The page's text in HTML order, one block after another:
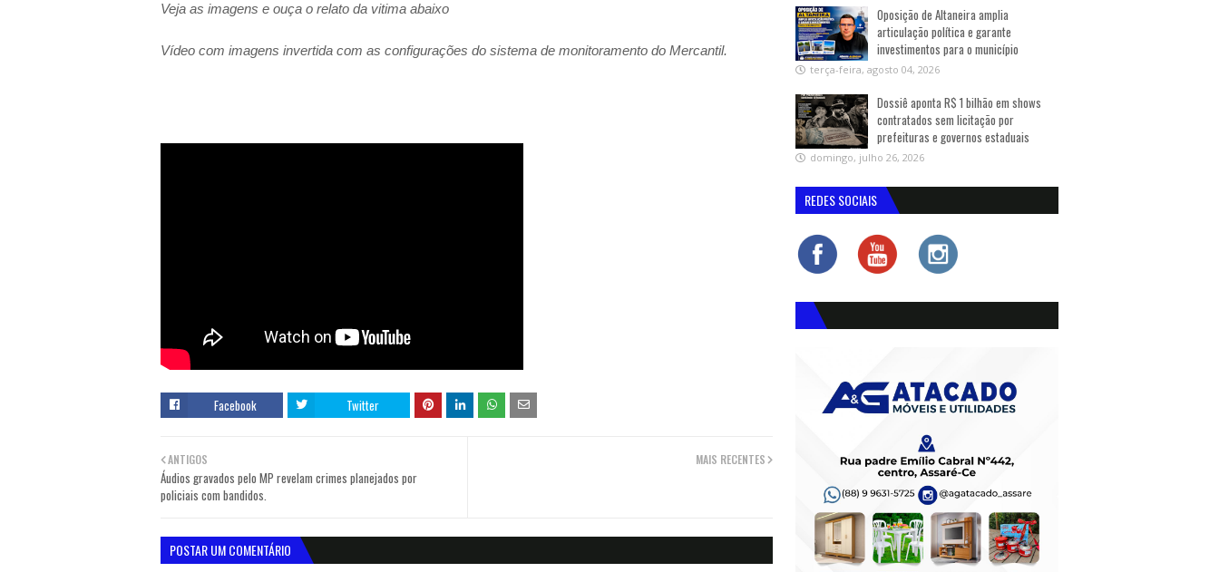
Veja as imagens e ouça o relato da vitima abaixo
Vídeo com imagens invertida com as configurações do sistema de monitoramento do Mercantil.
Facebook Twitter
MAIS RECENTES
ANTIGOS
Áudios gravados pelo MP revelam crimes planejados por
policiais com bandidos.
POSTAR UM COMENTÁRIO
Oposição de Altaneira amplia
articulação política e garante
investimentos para o município
terça-feira, agosto 04, 2026
Dossiê aponta R$ 1 bilhão em shows
contratados sem licitação por
prefeituras e governos estaduais
domingo, julho 26, 2026
REDES SOCIAIS